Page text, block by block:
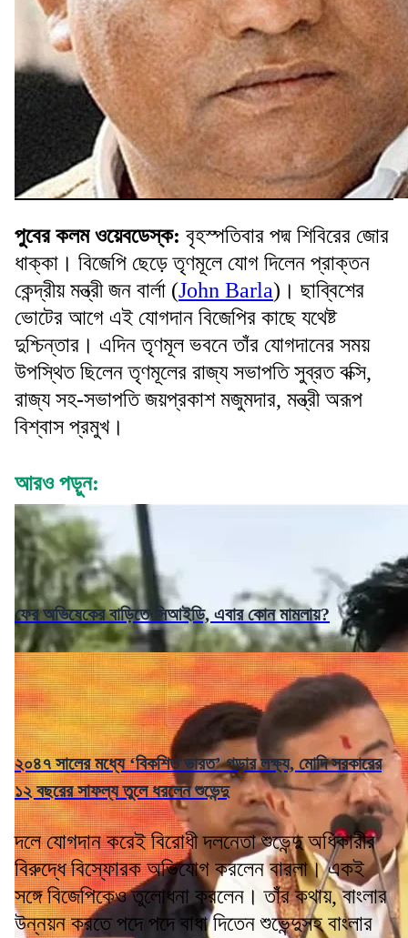
পুবের কলম ওয়েবডেস্ক: বৃহস্পতিবার পদ্ম শিবিরের জোর
ধাক্কা। বিজেপি ছেড়ে তৃণমূলে যোগ দিলেন প্রাক্তন
কেন্দ্রীয় মন্ত্রী জন বার্লা (John Barla)। ছাব্বিশের
ভোটের আগে এই যোগদান বিজেপির কাছে যথেষ্ট
দুশ্চিন্তার। এদিন তৃণমূল ভবনে তাঁর যোগদানের সময়
উপস্থিত ছিলেন তৃণমূলের রাজ্য সভাপতি সুব্রত বক্সি,
রাজ্য সহ-সভাপতি জয়প্রকাশ মজুমদার, মন্ত্রী অরূপ
বিশ্বাস প্রমুখ।
আরও পড়ুন:
ফের অভিষেকের বাড়িতে সিআইডি, এবার কোন মামলায়?
২০৪৭ সালের মধ্যে ‘বিকশিত ভারত’ গড়ার লক্ষ্য, মোদি সরকারের
১২ বছরের সাফল্য তুলে ধরলেন শুভেন্দু
দলে যোগদান করেই বিরোধী দলনেতা শুভেন্দু অধিকারীর
বিরুদ্ধে বিস্ফোরক অভিযোগ করলেন বারলা। একই
সঙ্গে বিজেপিকেও তুলোধনা করলেন। তাঁর কথায়, বাংলার
উন্নয়ন করতে পদে পদে বাধা দিতেন শুভেন্দুসহ বাংলার